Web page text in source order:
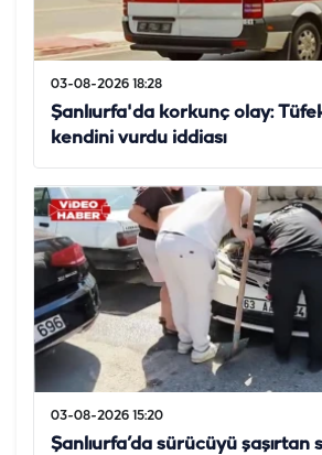
03-08-2026 18:28
Şanlıurfa'da korkunç olay:
kendini vurdu iddiası
03-08-2026 15:20
Şanlıurfa’da sürücüyü şaşırtan